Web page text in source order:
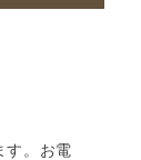
す。お電